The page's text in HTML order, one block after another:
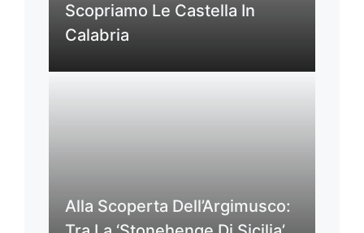
Scopriamo Le Castella In
Calabria
Alla Scoperta Dell’Argimusco: